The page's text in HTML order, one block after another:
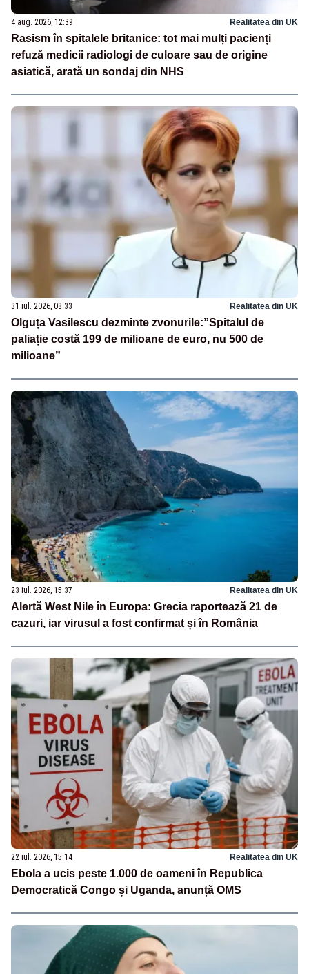
4 aug. 2026, 12:39 Realitatea din UK
Rasism în spitalele britanice: tot mai mulți pacienți
refuză medicii radiologi de culoare sau de origine
asiatică, arată un sondaj din NHS
31 iul. 2026, 08:33 Realitatea din UK
Olguța Vasilescu dezminte zvonurile:”Spitalul de
paliație costă 199 de milioane de euro, nu 500 de
milioane”
23 iul. 2026, 15:37 Realitatea din UK
Alertă West Nile în Europa: Grecia raportează 21 de
cazuri, iar virusul a fost confirmat și în România
22 iul. 2026, 15:14 Realitatea din UK
Ebola a ucis peste 1.000 de oameni în Republica
Democratică Congo și Uganda, anunță OMS